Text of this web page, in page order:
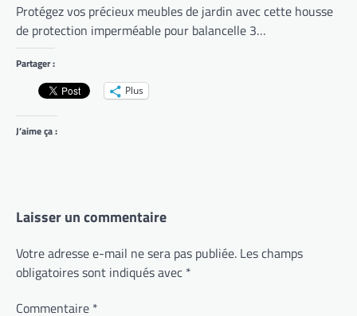
Protégez vos précieux meubles de jardin avec cette housse
de protection imperméable pour balancelle 3…
Partager :
Plus
J’aime ça :
Laisser un commentaire
Votre adresse e-mail ne sera pas publiée. Les champs
obligatoires sont indiqués avec *
Commentaire *